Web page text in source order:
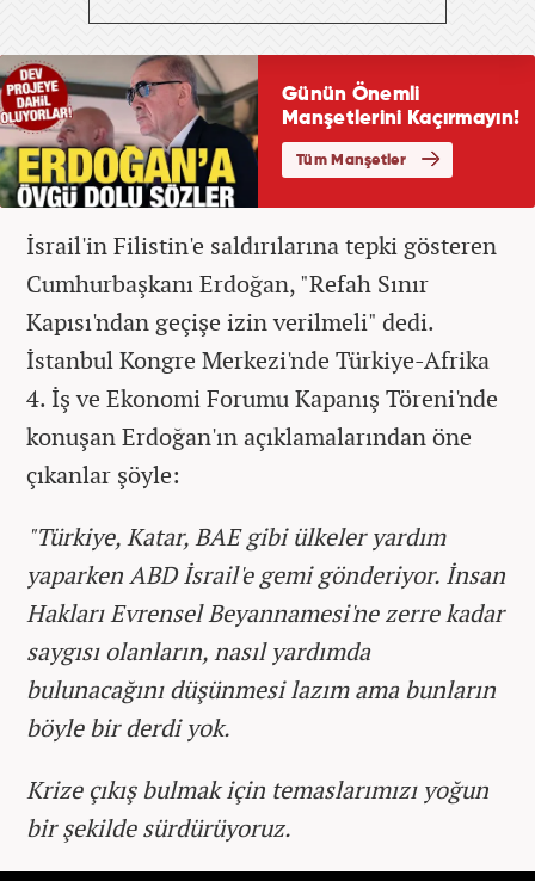
İsrail'in Filistin'e saldırılarına tepki gösteren
Cumhurbaşkanı Erdoğan, "Refah Sınır
Kapısı'ndan geçişe izin verilmeli" dedi.
İstanbul Kongre Merkezi'nde Türkiye-Afrika
4. İş ve Ekonomi Forumu Kapanış Töreni'nde
konuşan Erdoğan'ın açıklamalarından öne
çıkanlar şöyle:
"Türkiye, Katar, BAE gibi ülkeler yardım
yaparken ABD İsrail'e gemi gönderiyor. İnsan
Hakları Evrensel Beyannamesi'ne zerre kadar
saygısı olanların, nasıl yardımda
bulunacağını düşünmesi lazım ama bunların
böyle bir derdi yok.
Krize çıkış bulmak için temaslarımızı yoğun
bir şekilde sürdürüyoruz.